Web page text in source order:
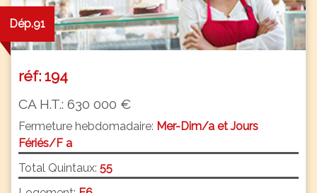
Dép.91
réf: 194
CA H.T.: 630 000 €
Fermeture hebdomadaire: Mer-Dim/a et Jours
Fériés/F a
Total Quintaux: 55